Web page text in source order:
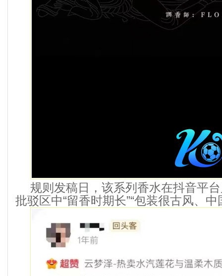
规则发稿日，该系列香水在抖音平
批驳区中“留香时期长”“包装很古风、